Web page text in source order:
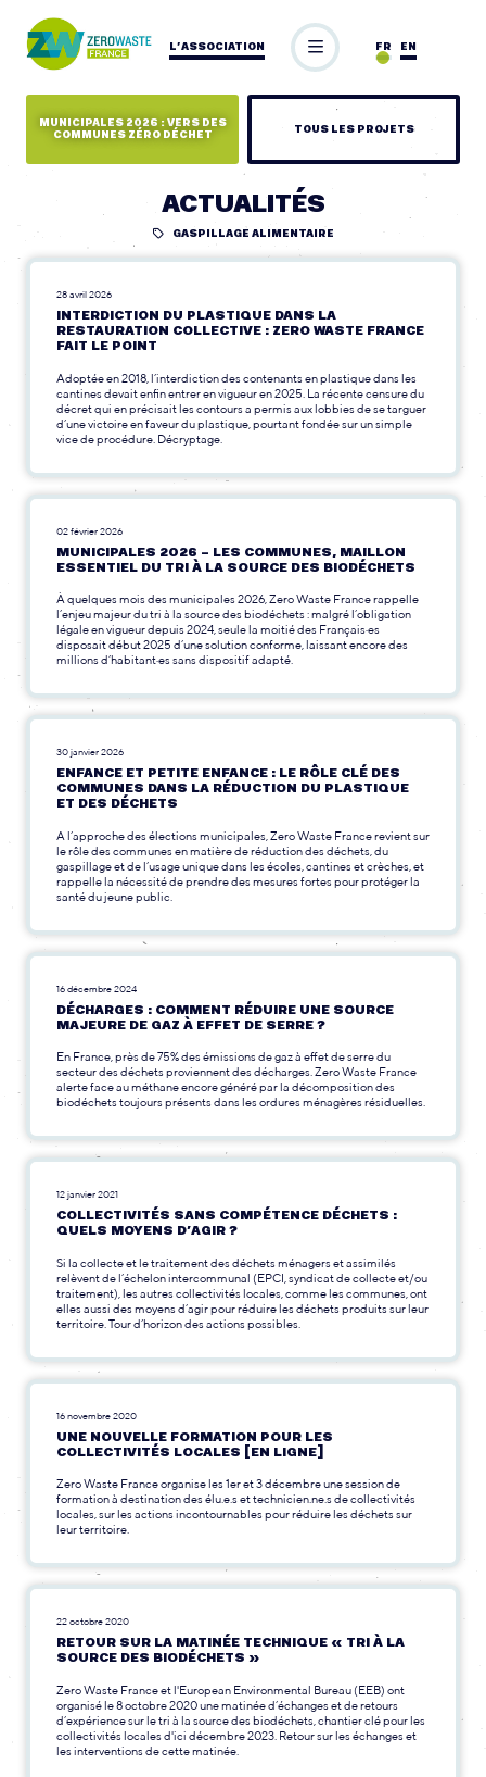
L’ASSOCIATION EN
FR
MUNICIPALES 2026 : VERS DES
COMMUNES ZÉRO DÉCHET
TOUS LES PROJETS
ACTUALITÉS
GASPILLAGE ALIMENTAIRE
28 avril 2026
INTERDICTION DU PLASTIQUE DANS LA
RESTAURATION COLLECTIVE : ZERO WASTE FRANCE
FAIT LE POINT
Adoptée en 2018, l’interdiction des contenants en plastique dans les
cantines devait enfin entrer en vigueur en 2025. La récente censure du
décret qui en précisait les contours a permis aux lobbies de se targuer
d’une victoire en faveur du plastique, pourtant fondée sur un simple
vice de procédure. Décryptage.
02 février 2026
MUNICIPALES 2026 – LES COMMUNES, MAILLON
ESSENTIEL DU TRI À LA SOURCE DES BIODÉCHETS
À quelques mois des municipales 2026, Zero Waste France rappelle
l’enjeu majeur du tri à la source des biodéchets : malgré l’obligation
légale en vigueur depuis 2024, seule la moitié des Français·es
disposait début 2025 d’une solution conforme, laissant encore des
millions d’habitant·es sans dispositif adapté.
30 janvier 2026
ENFANCE ET PETITE ENFANCE : LE RÔLE CLÉ DES
COMMUNES DANS LA RÉDUCTION DU PLASTIQUE
ET DES DÉCHETS
A l’approche des élections municipales, Zero Waste France revient sur
le rôle des communes en matière de réduction des déchets, du
gaspillage et de l’usage unique dans les écoles, cantines et crèches, et
rappelle la nécessité de prendre des mesures fortes pour protéger la
santé du jeune public.
16 décembre 2024
DÉCHARGES : COMMENT RÉDUIRE UNE SOURCE
MAJEURE DE GAZ À EFFET DE SERRE ?
En France, près de 75% des émissions de gaz à effet de serre du
secteur des déchets proviennent des décharges. Zero Waste France
alerte face au méthane encore généré par la décomposition des
biodéchets toujours présents dans les ordures ménagères résiduelles.
12 janvier 2021
COLLECTIVITÉS SANS COMPÉTENCE DÉCHETS :
QUELS MOYENS D’AGIR ?
Si la collecte et le traitement des déchets ménagers et assimilés
relèvent de l’échelon intercommunal (EPCI, syndicat de collecte et/ou
traitement), les autres collectivités locales, comme les communes, ont
elles aussi des moyens d’agir pour réduire les déchets produits sur leur
territoire. Tour d’horizon des actions possibles.
16 novembre 2020
UNE NOUVELLE FORMATION POUR LES
COLLECTIVITÉS LOCALES [EN LIGNE]
Zero Waste France organise les 1er et 3 décembre une session de
formation à destination des élu.e.s et technicien.ne.s de collectivités
locales, sur les actions incontournables pour réduire les déchets sur
leur territoire.
22 octobre 2020
RETOUR SUR LA MATINÉE TECHNIQUE « TRI À LA
SOURCE DES BIODÉCHETS »
Zero Waste France et l'European Environmental Bureau (EEB) ont
organisé le 8 octobre 2020 une matinée d’échanges et de retours
d’expérience sur le tri à la source des biodéchets, chantier clé pour les
collectivités locales d'ici décembre 2023. Retour sur les échanges et
les interventions de cette matinée.